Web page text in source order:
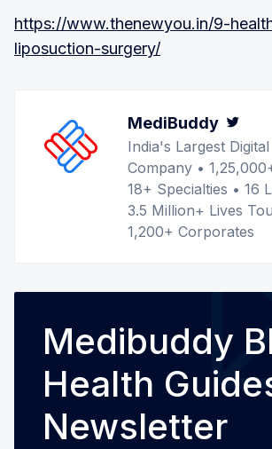
https://www.thenewyou.in/9-
liposuction-surgery/
MediBuddy
India's Largest
Company •
18+ Specialties • 16
3.5 Million+ Lives
1,200+ Corporates
Medibuddy
Health
Newsletter